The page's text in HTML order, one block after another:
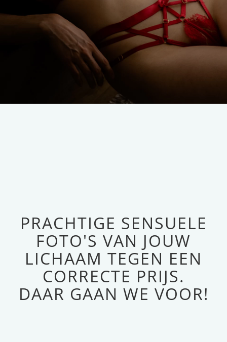
PRACHTIGE SENSUELE
FOTO'S VAN JOUW
LICHAAM TEGEN EEN
CORRECTE PRIJS.
DAAR GAAN WE VOOR!